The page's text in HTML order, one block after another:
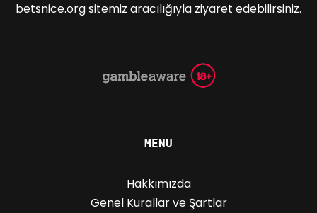
betsnice.org sitemiz aracılığıyla ziyaret edebilirsiniz.
MENU
Hakkımızda
Genel Kurallar ve Şartlar